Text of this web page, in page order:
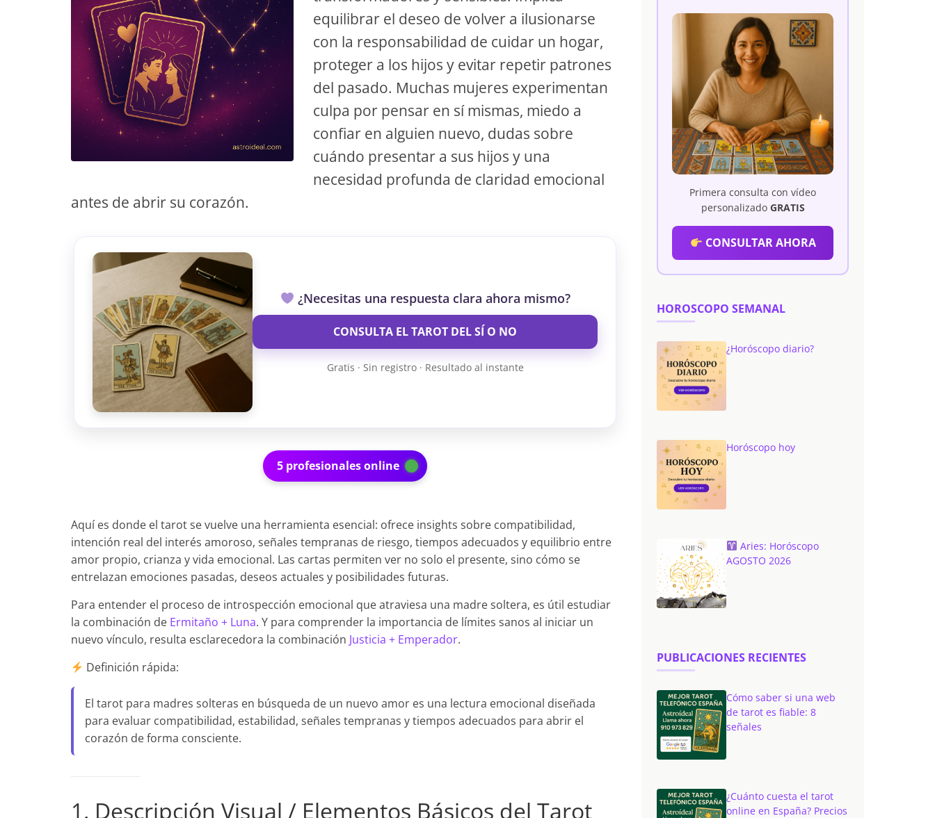
equilibrar el deseo de volver a ilusionarse
con la responsabilidad de cuidar un hogar,
proteger a los hijos y evitar repetir patrones
del pasado. Muchas mujeres experimentan
culpa por pensar en sí mismas, miedo a
confiar en alguien nuevo, dudas sobre
cuándo presentar a sus hijos y una
necesidad profunda de claridad emocional
antes de abrir su corazón.
¿Necesitas una respuesta clara ahora mismo?
CONSULTA EL TAROT DEL SÍ O NO
Gratis · Sin registro · Resultado al instante
5 profesionales online
Aquí es donde el tarot se vuelve una herramienta esencial: ofrece insights sobre compatibilidad,
intención real del interés amoroso, señales tempranas de riesgo, tiempos adecuados y equilibrio entre
amor propio, crianza y vida emocional. Las cartas permiten ver no solo el presente, sino cómo se
entrelazan emociones pasadas, deseos actuales y posibilidades futuras.
Para entender el proceso de introspección emocional que atraviesa una madre soltera, es útil estudiar
la combinación de Ermitaño + Luna. Y para comprender la importancia de límites sanos al iniciar un
nuevo vínculo, resulta esclarecedora la combinación Justicia + Emperador.
Definición rápida:
El tarot para madres solteras en búsqueda de un nuevo amor es una lectura emocional diseñada
para evaluar compatibilidad, estabilidad, señales tempranas y tiempos adecuados para abrir el
corazón de forma consciente.
1. Descripción Visual / Elementos Básicos del Tarot
Primera consulta con vídeo
personalizado GRATIS
CONSULTAR AHORA
HOROSCOPO SEMANAL
¿Horóscopo diario?
Horóscopo hoy
Aries: Horóscopo
AGOSTO 2026
PUBLICACIONES RECIENTES
Cómo saber si una web
de tarot es fiable: 8
señales
¿Cuánto cuesta el tarot
online en España? Precios
TAROT GRATIS
CONSIGUE TUS 5 MINUTOS
✓ Sin cargos automáticos. El chat se detiene al finalizar el crédito